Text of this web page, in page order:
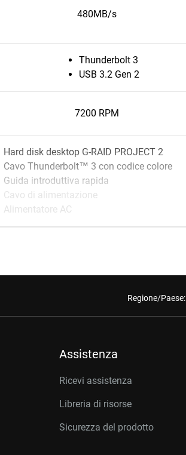
480MB/s
Thunderbolt 3
USB 3.2 Gen 2
7200 RPM
Hard disk desktop G-RAID PROJECT 2
Cavo Thunderbolt™ 3 con codice colore
Guida introduttiva rapida
Cavo di alimentazione
Alimentatore AC
Regione/Paese:
Assistenza
Ricevi assistenza
Libreria di risorse
Sicurezza del prodotto